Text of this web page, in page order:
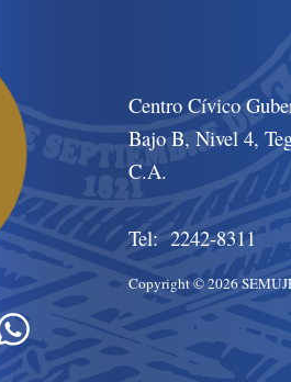
Centro Cívico
Bajo B, Nivel 4,
C.A.
Tel: 2242-8311
Copyright © 2026